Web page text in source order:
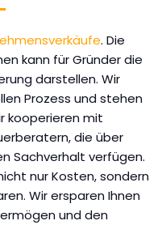
. Die
kann für Gründer die
darstellen. Wir
Prozess und stehen
kooperieren mit
die über
Sachverhalt verfügen.
nur Kosten, sondern
Wir ersparen Ihnen
und den